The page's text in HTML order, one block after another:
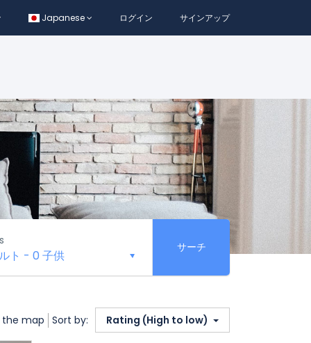
Japanese ログイン サインアップ
ト - 0 子供
サーチ
the map Sort by: Rating (High to low)